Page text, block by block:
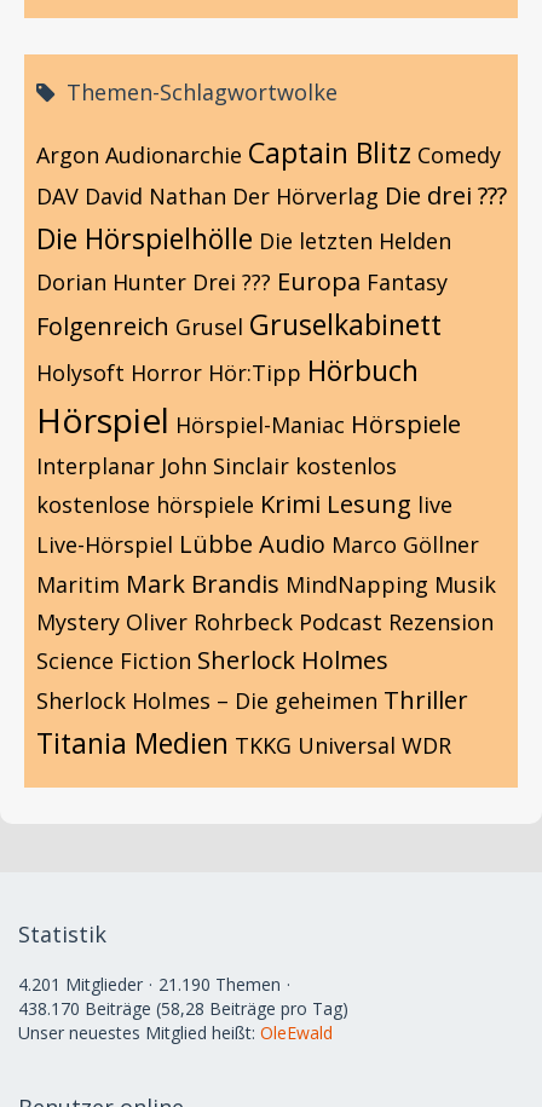
Themen-Schlagwortwolke
Argon Audionarchie Captain Blitz Comedy
DAV David Nathan Der Hörverlag Die drei ???
Die Hörspielhölle Die letzten Helden
Dorian Hunter Drei ??? Europa Fantasy
Folgenreich Grusel Gruselkabinett
Holysoft Horror Hör:Tipp Hörbuch
Hörspiel Hörspiel-Maniac Hörspiele
Interplanar John Sinclair kostenlos
kostenlose hörspiele Krimi Lesung live
Live-Hörspiel Lübbe Audio Marco Göllner
Maritim Mark Brandis MindNapping Musik
Mystery Oliver Rohrbeck Podcast Rezension
Science Fiction Sherlock Holmes
Sherlock Holmes – Die geheimen Thriller
Titania Medien TKKG Universal WDR
Statistik
4.201 Mitglieder
21.190 Themen
438.170 Beiträge (58,28 Beiträge pro Tag)
Unser neuestes Mitglied heißt: OleEwald